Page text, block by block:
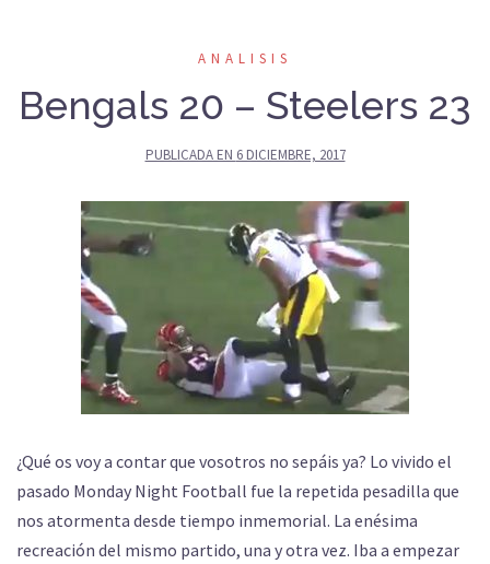
ANALISIS
Bengals 20 – Steelers 23
PUBLICADA EN 6 DICIEMBRE, 2017
¿Qué os voy a contar que vosotros no sepáis ya? Lo vivido el
pasado Monday Night Football fue la repetida pesadilla que
nos atormenta desde tiempo inmemorial. La enésima
recreación del mismo partido, una y otra vez. Iba a empezar